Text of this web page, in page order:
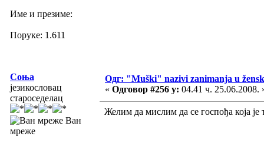
Име и презиме:
Поруке: 1.611
Соња
језикословац
староседелац
Ван
мреже
Одг: "Muški" nazivi zanimanja u
« Одговор #256 у: 04.41 ч. 25.06.2008.
Желим да мислим да се госпођа која